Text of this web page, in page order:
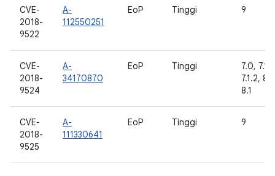
CVE-
2018-
9522
A-
112550251
EoP Tinggi 9
CVE-
2018-
9524
A-
34170870
EoP Tinggi
7.0, 7.1.1,
7.1.2,
8.1
CVE-
2018-
9525
A-
111330641
EoP Tinggi 9